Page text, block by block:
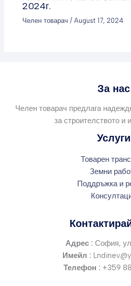
2024г.
Челен товарач /August 17, 2024
За нас
Челен товарач предлага
за строителството и
Услуги
Товарен
Земни
Поддръжка и
Адрес : София, ул
Имейл :
Телефон : +359